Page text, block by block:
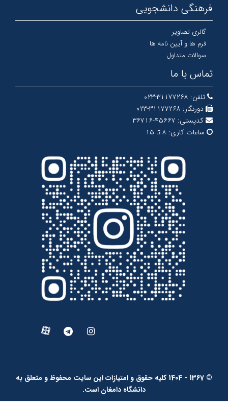
فرهنگی دانشجویی
گالری تصاویر
فرم ها و آیین نامه ها
سوالات متداول
تماس با ما
تلفن: ۳۱۱۷۷۲۶۸-۰۲۳
دورنگار: ۳۱۱۷۷۲۶۸-۰۲۳
کدپستی: ۴۵۶۶۷-۳۶۷۱۶
ساعات کاری: ۸ تا ۱۵
© 1367 - 1404 کلیه حقوق و امتیازات این سایت محفوظ و متعلق به
دانشگاه دامغان است.